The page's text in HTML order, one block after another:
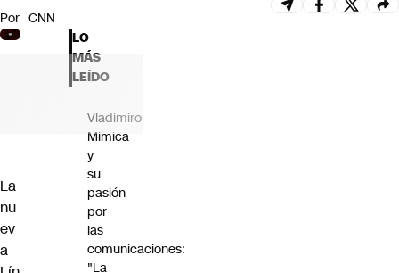
Por CNN
La
nu
ev
a
LO
MÁS
LEÍDO
Vladimiro
Mimica
y
su
pasión
por
las
comunicaciones:
"La